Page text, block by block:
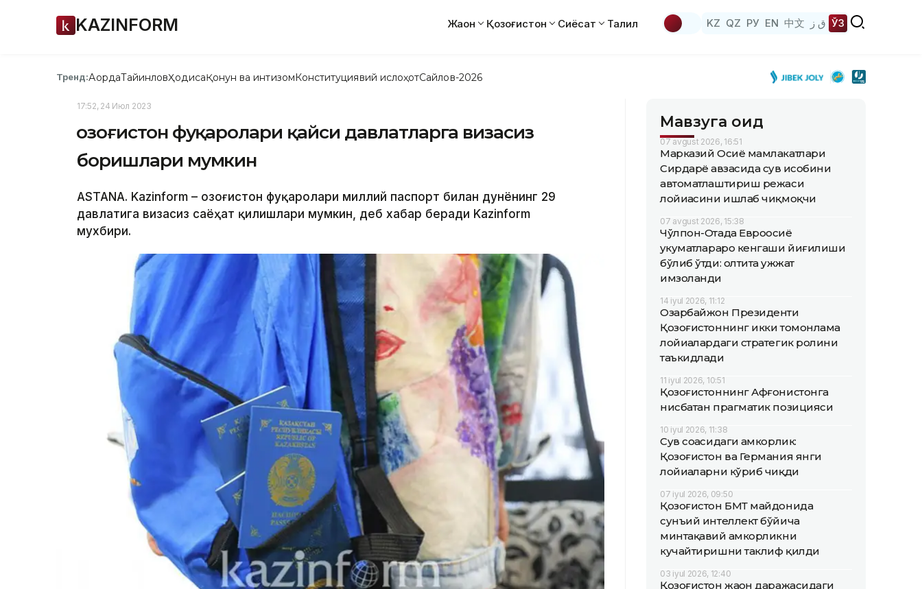
KAZINFORM Жаҳон Қозоғистон Сиёсат Таҳлил KZ QZ РУ EN 中文 ق ز ЎЗ
Тренд:АқордаТайинловҲодисаҚонун ва интизомКонституциявий ислоҳотСайлов-2026
17:52, 24 Июл 2023
Қозоғистон фуқаролари қайси давлатларга визасиз
боришлари мумкин
ASTANA. Kazinform – Қозоғистон фуқаролари миллий паспорт билан дунёнинг 29
давлатига визасиз саёҳат қилишлари мумкин, деб хабар беради Kazinform
мухбири.
Мавзуга оид
07 avgust 2026, 16:51
Марказий Осиё мамлакатлари
Сирдарё ҳавзасида сув ҳисобини
автоматлаштириш режаси
лойиҳасини ишлаб чиқмоқчи
07 avgust 2026, 15:38
Чўлпон-Отада Евроосиё
ҳукуматлараро кенгаши йиғилиши
бўлиб ўтди: олтита ҳужжат
имзоланди
14 iyul 2026, 11:12
Озарбайжон Президенти
Қозоғистоннинг икки томонлама
лойиҳалардаги стратегик ролини
таъкидлади
11 iyul 2026, 10:51
Қозоғистоннинг Афғонистонга
нисбатан прагматик позицияси
10 iyul 2026, 11:38
Сув соҳасидаги ҳамкорлик:
Қозоғистон ва Германия янги
лойиҳаларни кўриб чиқди
07 iyul 2026, 09:50
Қозоғистон БМТ майдонида
сунъий интеллект бўйича
минтақавий ҳамкорликни
кучайтиришни таклиф қилди
03 iyul 2026, 12:40
Қозоғистон жаҳон даражасидаги